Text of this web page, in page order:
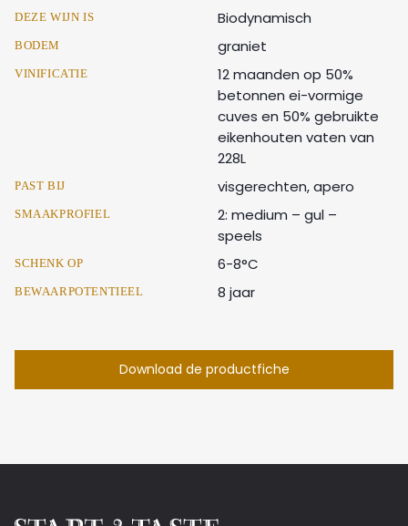
DEZE WIJN IS Biodynamisch
BODEM graniet
VINIFICATIE
12 maanden op 50%
betonnen ei-vormige
cuves en 50% gebruikte
eikenhouten vaten van
228L
PAST BIJ visgerechten, apero
SMAAKPROFIEL
2: medium – gul –
speels
SCHENK OP 6-8°C
BEWAARPOTENTIEEL 8 jaar
Download de productfiche